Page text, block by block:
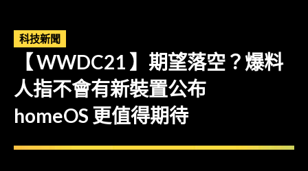
科技新聞
【 WWDC21 】期望落空？爆料
人指不會有新裝置公布
homeOS 更值得期待